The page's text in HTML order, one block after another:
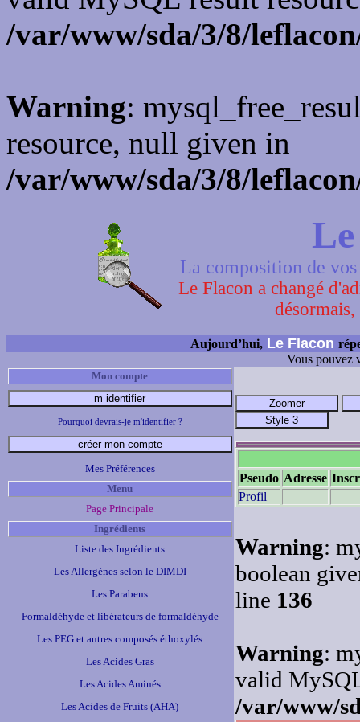
/var/www/sda/3/8/
Warning:
resource, null given in
/var/www/sda/3/8/
La composition de
Le Flacon a changé
Aujourd’hui, Le Flacon
Vous pouvez
Mon compte
Pourquoi devrais-je m'identifier ?
Mes Préférences
Menu
Page Principale
Ingrédients
Liste des Ingrédients
Les Allergènes selon le DIMDI
Les Parabens
Formaldéhyde et libérateurs de formaldéhyde
Les PEG et autres composés éthoxylés
Les Acides Gras
Les Acides Aminés
Les Acides de Fruits (AHA)
Pseudo Adresse
Profil
Warning:
boolean
line 136
Warning:
valid
/var/www/